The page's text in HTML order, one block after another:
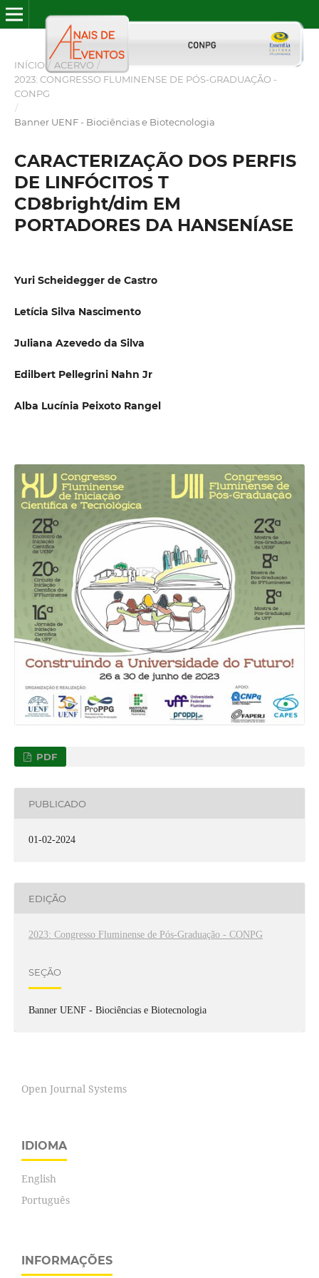
INÍCIO / ACERVO /
2023: CONGRESSO FLUMINENSE DE PÓS-GRADUAÇÃO -
CONPG
/
Banner UENF - Biociências e Biotecnologia
CARACTERIZAÇÃO DOS PERFIS
DE LINFÓCITOS T
CD8bright/dim EM
PORTADORES DA HANSENÍASE
Yuri Scheidegger de Castro
Letícia Silva Nascimento
Juliana Azevedo da Silva
Edilbert Pellegrini Nahn Jr
Alba Lucínia Peixoto Rangel
PDF
PUBLICADO
01-02-2024
EDIÇÃO
2023: Congresso Fluminense de Pós-Graduação - CONPG
SEÇÃO
Banner UENF - Biociências e Biotecnologia
Open Journal Systems
IDIOMA
English
Português
INFORMAÇÕES